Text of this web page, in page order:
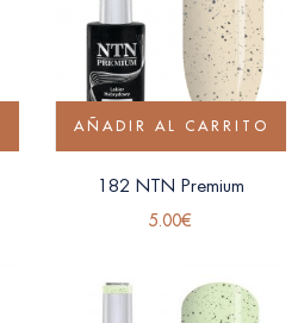
AÑADIR AL CARRITO
182 NTN Premium
5.00€